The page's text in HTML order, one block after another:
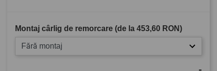
Montaj cârlig de remorcare (de la 453,60 RON)
Fără montaj